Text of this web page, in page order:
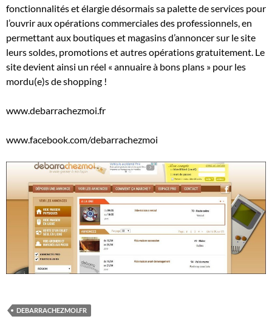
fonctionnalités et élargie désormais sa palette de services pour
l’ouvrir aux opérations commerciales des professionnels, en
permettant aux boutiques et magasins d’annoncer sur le site
leurs soldes, promotions et autres opérations gratuitement. Le
site devient ainsi un réel « annuaire à bons plans » pour les
mordu(e)s de shopping !
www.debarrachezmoi.fr
www.facebook.com/debarrachezmoi
DEBARRACHEZMOI.FR